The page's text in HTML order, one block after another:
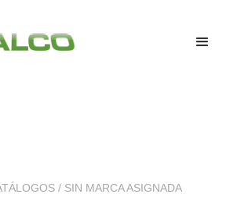
/ SIN MARCA ASIGNADA